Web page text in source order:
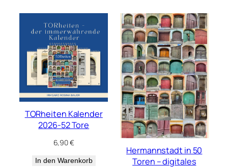
TORheiten Kalender
2026-52 Tore
6,90€
In den Warenkorb
Hermannstadt in 50
Toren – digitales